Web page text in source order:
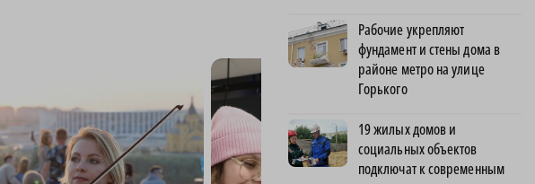
Рабочие укрепляют
фундамент и стены дома в
районе метро на улице
Горького
19 жилых домов и
социальных объектов
подключат к современным